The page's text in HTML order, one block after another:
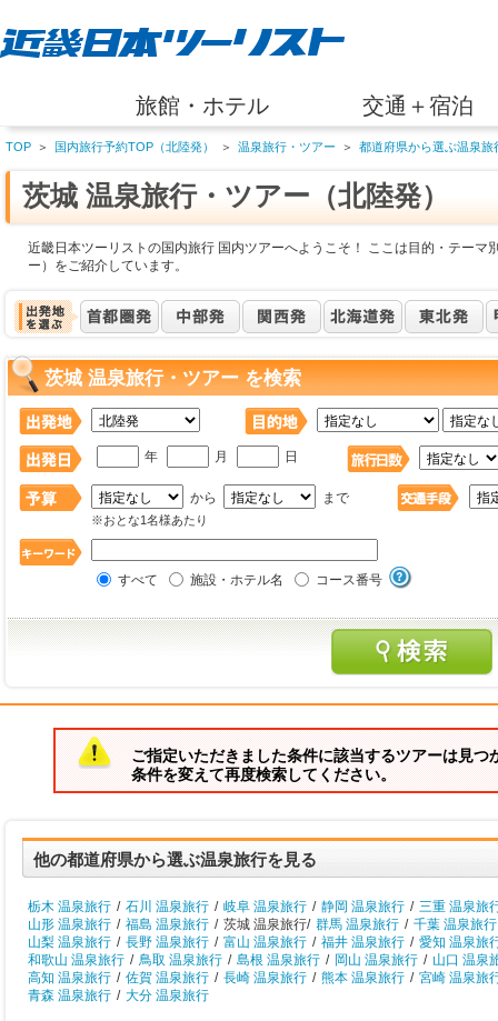
旅館・ホテル 交通＋宿泊
TOP ＞ 国内旅行予約TOP（北陸発） ＞ 温泉旅行・ツアー ＞ 都道府県から選ぶ温泉旅
茨城 温泉旅行・ツアー（北陸発）
近畿日本ツーリストの国内旅行 国内ツアーへようこそ！ ここは目的・テーマ
ー）をご紹介しています。
茨城 温泉旅行・ツアー を検索
年 月 日
から まで
※おとな1名様あたり
すべて 施設・ホテル名 コース番号
ご指定いただきました条件に該当するツアーは見つ
条件を変えて再度検索してください。
他の都道府県から選ぶ温泉旅行を見る
栃木 温泉旅行 / 石川 温泉旅行 / 岐阜 温泉旅行 / 静岡 温泉旅行 / 三重 温泉旅
山形 温泉旅行 / 福島 温泉旅行 / 茨城 温泉旅行/ 群馬 温泉旅行 / 千葉 温泉旅行
山梨 温泉旅行 / 長野 温泉旅行 / 富山 温泉旅行 / 福井 温泉旅行 / 愛知 温泉旅
和歌山 温泉旅行 / 鳥取 温泉旅行 / 島根 温泉旅行 / 岡山 温泉旅行 / 山口 温泉
高知 温泉旅行 / 佐賀 温泉旅行 / 長崎 温泉旅行 / 熊本 温泉旅行 / 宮崎 温泉旅
青森 温泉旅行 / 大分 温泉旅行